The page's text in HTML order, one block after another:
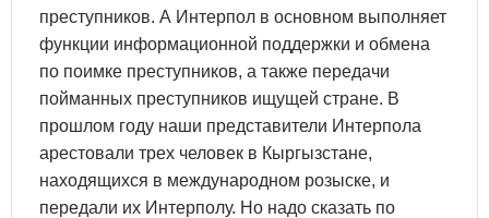
преступников. А Интерпол в основном выполняет
функции информационной поддержки и обмена
по поимке преступников, а также передачи
пойманных преступников ищущей стране. В
прошлом году наши представители Интерпола
арестовали трех человек в Кыргызстане,
находящихся в международном розыске, и
передали их Интерполу. Но надо сказать по